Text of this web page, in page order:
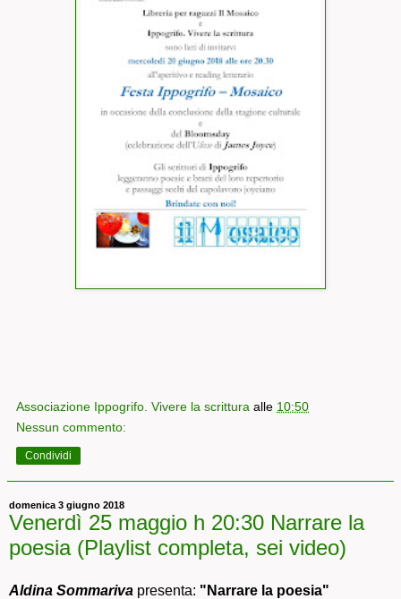
Associazione Ippogrifo. Vivere la scrittura alle 10:50
Nessun commento:
Condividi
domenica 3 giugno 2018
Venerdì 25 maggio h 20:30 Narrare la
poesia (Playlist completa, sei video)
Aldina Sommariva presenta: "Narrare la poesia"